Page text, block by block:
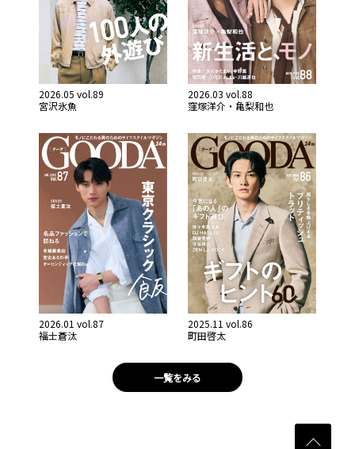
2026.05 vol.89
宮沢氷魚
2026.03 vol.88
窪塚洋介・亀梨和也
2026.01 vol.87
福士蒼汰
2025.11 vol.86
町田啓太
一覧をみる